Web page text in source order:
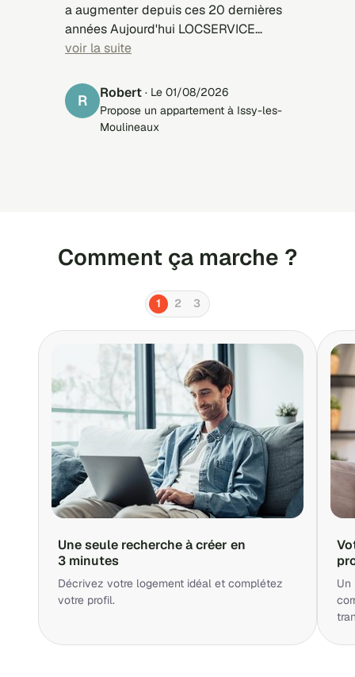
a augmenter depuis ces 20 dernières
années Aujourd'hui LOCSERVICE
présente des candidats mieux
l'appartement à louer Le problème,
c'est plutôt les candidats qui
s'inscrivent sur LOCSERVICES et qui
voir la suite
R Robert · Le 01/08/2026
Propose un appartement à Issy-les-
Moulineaux
Comment ça marche ?
1 2 3
Une seule recherche à créer en
3 minutes
Décrivez votre logement idéal et complétez
votre profil.
Un